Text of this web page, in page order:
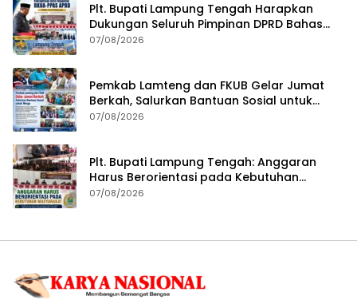
Plt. Bupati Lampung Tengah Harapkan
Dukungan Seluruh Pimpinan DPRD Bahas
RKUA-PPAS APBD Tahun 2027
07/08/2026
Pemkab Lamteng dan FKUB Gelar Jumat
Berkah, Salurkan Bantuan Sosial untuk
Warga
07/08/2026
Plt. Bupati Lampung Tengah: Anggaran
Harus Berorientasi pada Kebutuhan
Masyarakat
07/08/2026